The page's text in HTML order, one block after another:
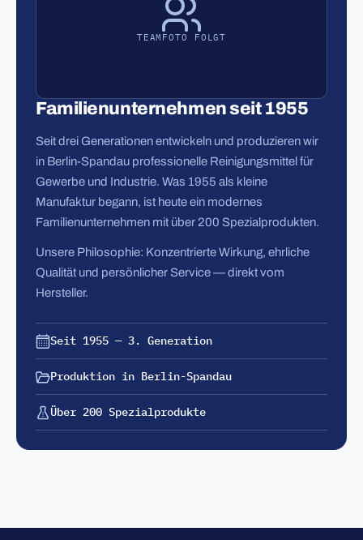
TEAMFOTO FOLGT
Familienunternehmen seit 1955
Seit drei Generationen entwickeln und produzieren wir
in Berlin-Spandau professionelle Reinigungsmittel für
Gewerbe und Industrie. Was 1955 als kleine
Manufaktur begann, ist heute ein modernes
Familienunternehmen mit über 200 Spezialprodukten.
Unsere Philosophie: Konzentrierte Wirkung, ehrliche
Qualität und persönlicher Service — direkt vom
Hersteller.
Seit 1955 — 3. Generation
Produktion in Berlin-Spandau
Über 200 Spezialprodukte